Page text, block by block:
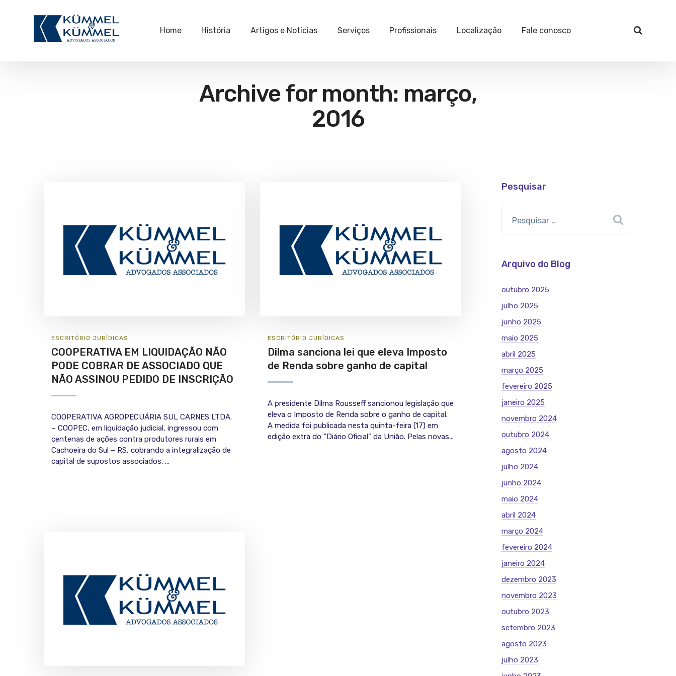
Home História Artigos e Notícias Serviços Profissionais Localização Fale conosco
Archive for month: março,
2016
ESCRITÓRIO JURÍ­DICAS
COOPERATIVA EM LIQUIDAÇÃO NÃO
PODE COBRAR DE ASSOCIADO QUE
NÃO ASSINOU PEDIDO DE INSCRIÇÃO
COOPERATIVA AGROPECUÁRIA SUL CARNES LTDA.
– COOPEC, em liquidação judicial, ingressou com
centenas de ações contra produtores rurais em
Cachoeira do Sul – RS, cobrando a integralização de
capital de supostos associados. ...
ESCRITÓRIO JURÍ­DICAS
Dilma sanciona lei que eleva Imposto
de Renda sobre ganho de capital
A presidente Dilma Rousseff sancionou legislação que
eleva o Imposto de Renda sobre o ganho de capital.
A medida foi publicada nesta quinta-feira (17) em
edição extra do “Diário Oficial” da União. Pelas novas...
Pesquisar
Arquivo do Blog
outubro 2025
julho 2025
junho 2025
maio 2025
abril 2025
março 2025
fevereiro 2025
janeiro 2025
novembro 2024
outubro 2024
agosto 2024
julho 2024
junho 2024
maio 2024
abril 2024
março 2024
fevereiro 2024
janeiro 2024
dezembro 2023
novembro 2023
outubro 2023
setembro 2023
agosto 2023
julho 2023